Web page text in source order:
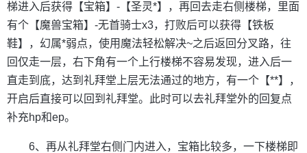
梯进入后获得【宝箱】-【圣灵*】，再回去走右侧楼梯，里面
有个【魔兽宝箱】-无首骑士x3，打败后可以获得【铁板
鞋】，幻属*弱点，使用魔法轻松解决~之后返回分叉路，往
回仅走一层，右下角有一个上行楼梯不容易发现，进入后一
直走到底，达到礼拜堂上层无法通过的地方，有一个【**】，
开启后直接可以回到礼拜堂。此时可以去礼拜堂外的回复点
补充hp和ep。
6、再从礼拜堂右侧门内进入，宝箱比较多，一下楼梯即